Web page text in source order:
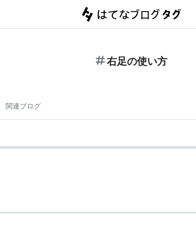
右足の使い方
関連ブログ